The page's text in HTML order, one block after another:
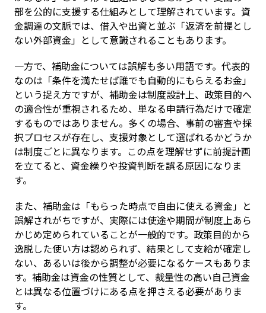
部を公的に支援する仕組みとして理解されています。資
金調達の文脈では、借入や出資と並ぶ「返済を前提とし
ない外部資金」として意識されることもあります。
一方で、補助金については誤解も多い用語です。代表的
なのは「条件を満たせば誰でも自動的にもらえるお金」
という捉え方ですが、補助金は制度設計上、政策目的へ
の適合性が重視されるため、単なる申請行為だけで確定
するものではありません。多くの場合、事前の審査や採
択プロセスが存在し、支援対象として選ばれるかどうか
は制度ごとに異なります。この点を理解せずに前提計画
を立てると、資金繰りや投資判断を誤る原因になりま
す。
また、補助金は「もらった時点で自由に使える資金」と
誤解されがちですが、実際には使途や期間が制度上あら
かじめ定められていることが一般的です。政策目的から
逸脱した使い方は認められず、結果として支給が確定し
ない、あるいは後から調整が必要になるケースもありま
す。補助金は資金の性質として、裁量性の高い自己資金
とは異なる位置づけにある点を押さえる必要がありま
す。